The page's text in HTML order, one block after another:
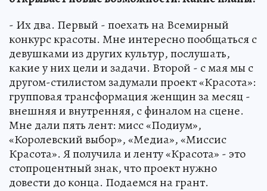
- Их два. Первый - поехать на Всемирный
конкурс красоты. Мне интересно пообщаться с
девушками из других культур, послушать,
какие у них цели и задачи. Второй - с мая мы с
другом-стилистом задумали проект «Красота»:
групповая трансформация женщин за месяц -
внешняя и внутренняя, с финалом на сцене.
Мне дали пять лент: мисс «Подиум»,
«Королевский выбор», «Медиа», «Миссис
Красота». Я получила и ленту «Красота» - это
стопроцентный знак, что проект нужно
довести до конца. Подаемся на грант.